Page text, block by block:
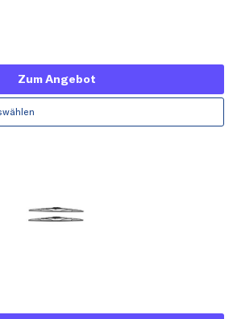
Zum Angebot